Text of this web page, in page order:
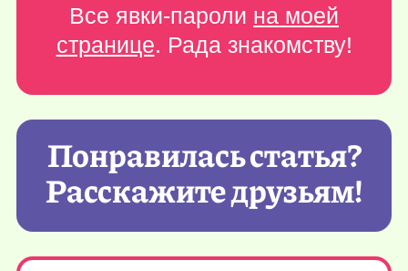
Все явки-пароли на моей
странице. Рада знакомству!
Понравилась статья?
Расскажите друзьям!